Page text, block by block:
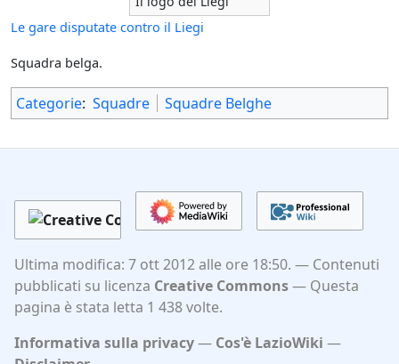
Le gare disputate contro il Liegi
Squadra belga.
Categorie: Squadre Squadre Belghe
Ultima modifica: 7 ott 2012 alle ore 18:50.
Contenuti
pubblicati su licenza Creative Commons
Questa
pagina è stata letta 1 438 volte.
Informativa sulla privacy
Cos'è LazioWiki